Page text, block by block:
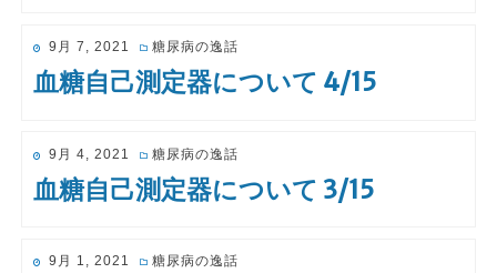
投
稿
日:
9月 7, 2021 糖尿病の逸話
血糖自己測定器について 4/15
投
稿
日:
9月 4, 2021 糖尿病の逸話
血糖自己測定器について 3/15
投 9月 1, 2021 糖尿病の逸話